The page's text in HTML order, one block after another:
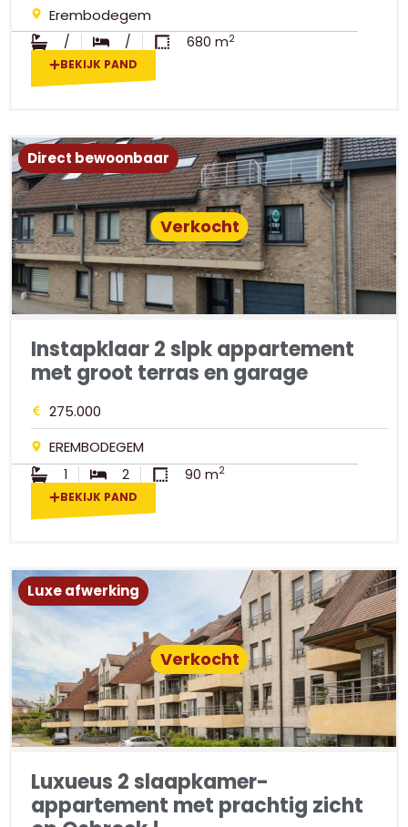
Erembodegem
/ / 680 m2
BEKIJK PAND
Direct bewoonbaar
Verkocht
Instapklaar 2 slpk appartement
met groot terras en garage
275.000
EREMBODEGEM
1 2 90 m2
BEKIJK PAND
Luxe afwerking
Verkocht
Luxueus 2 slaapkamer-
appartement met prachtig zicht